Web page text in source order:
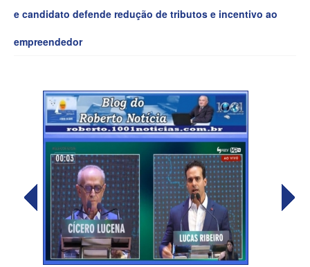
e candidato defende redução de tributos e incentivo ao
empreendedor